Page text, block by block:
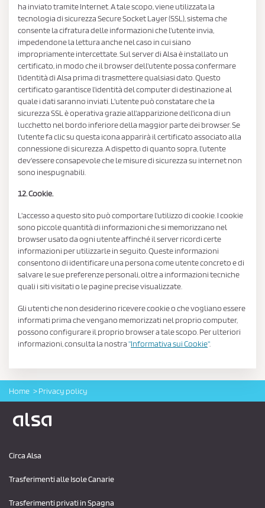
ha inviato tramite Internet. A tale scopo, viene utilizzata la
tecnologia di sicurezza Secure Socket Layer (SSL), sistema che
consente la cifratura delle informazioni che l'utente invia,
impedendone la lettura anche nel caso in cui siano
impropriamente intercettate. Sul server di Alsa è installato un
certificato, in modo che il browser dell'utente possa confermare
l'identità di Alsa prima di trasmettere qualsiasi dato. Questo
certificato garantisce l'identità del computer di destinazione al
quale i dati saranno inviati. L'utente può constatare che la
sicurezza SSL è operativa grazie all'apparizione dell'icona di un
lucchetto nel bordo inferiore della maggior parte dei browser. Se
l'utente fa clic su questa icona apparirà il certificato associato alla
connessione di sicurezza. A dispetto di quanto sopra, l'utente
dev'essere consapevole che le misure di sicurezza su internet non
sono inespugnabili.
12. Cookie.
L'accesso a questo sito può comportare l'utilizzo di cookie. I cookie
sono piccole quantità di informazioni che si memorizzano nel
browser usato da ogni utente affinché il server ricordi certe
informazioni per utilizzarle in seguito. Queste informazioni
consentono di identificare una persona come utente concreto e di
salvare le sue preferenze personali, oltre a informazioni tecniche
quali i siti visitati o le pagine precise visualizzate.
Gli utenti che non desiderino ricevere cookie o che vogliano essere
informati prima che vengano memorizzati nel proprio computer,
possono configurare il proprio browser a tale scopo. Per ulteriori
informazioni, consulta la nostra"Informativa sui Cookie".
Home Privacy policy
Circa Alsa
Trasferimenti alle Isole Canarie
Trasferimenti privati ​​in Spagna
Logo Alsa